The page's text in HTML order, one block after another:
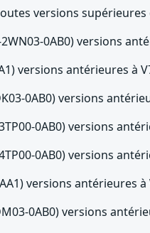
versions
2WN03-0AB0) versions
versions antérieures à
0AB0) versions
0AB0) versions
0AB0) versions
versions antérieures à
0AB0) versions